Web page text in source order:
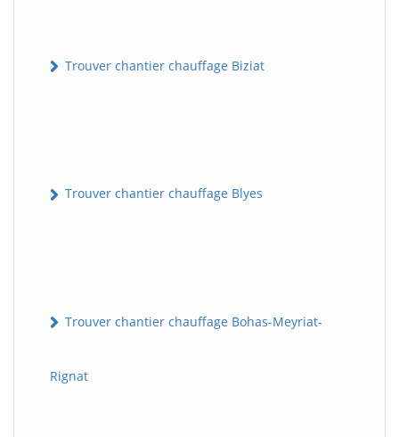
Trouver chantier chauffage Biziat
Trouver chantier chauffage Blyes
Trouver chantier chauffage Bohas-Meyriat-
Rignat